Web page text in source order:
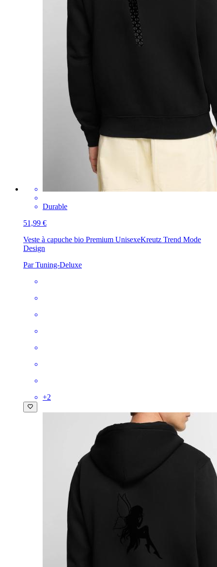
Durable
51,99 €
Veste à capuche bio Premium UnisexeKreutz Trend Mode
Design
Par Tuning-Deluxe
+2